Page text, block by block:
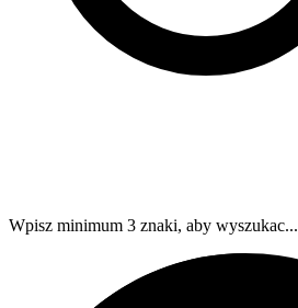
Wpisz minimum 3 znaki, aby wyszukac...